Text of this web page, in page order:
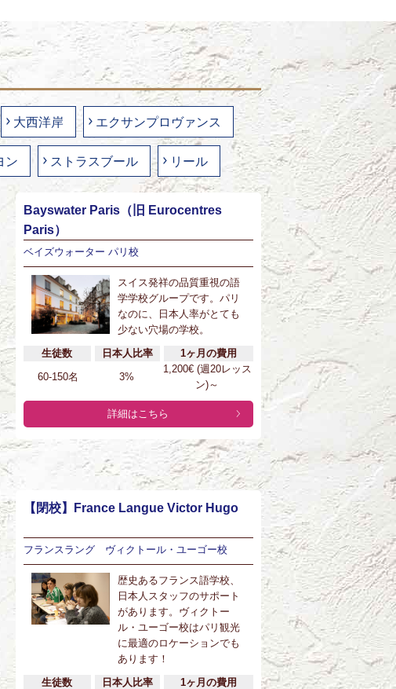
大西洋岸 エクサンプロヴァンス
ン ストラスブール リール
Bayswater Paris（旧 Eurocentres
Paris）
ベイズウォーター パリ校
スイス発祥の品質重視の語
学学校グループです。パリ
なのに、日本人率がとても
少ない穴場の学校。
生徒数
日本人比率
1ヶ月の費用
60-150名
3%
1,200€ (週20レッス
ン)～
詳細はこちら
【閉校】France Langue Victor Hugo
フランスラング ヴィクトール・ユーゴー校
歴史あるフランス語学校、
日本人スタッフのサポート
があります。ヴィクトー
ル・ユーゴー校はパリ観光
に最適のロケーションでも
あります！
生徒数
日本人比率
1ヶ月の費用